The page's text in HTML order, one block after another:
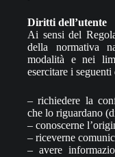
Diritti dell’utente
Ai sensi del
della normativa
modalità e nei
esercitare i
– richiedere la
che lo riguardano
– conoscerne
– riceverne
– avere